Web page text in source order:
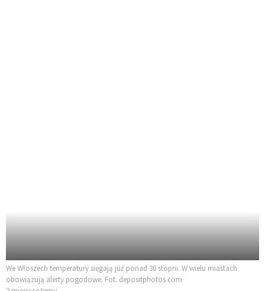
We Włoszech temperatury sięgają już ponad 30 stopni. W wielu miastach
obowiązują alerty pogodowe. Fot. depositphotos.com